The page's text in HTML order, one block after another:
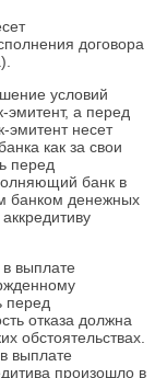
договора
условий
эмитент, а перед
несет
как за свои
перед
банк в
банком денежных
выплате
перед
отказа должна
обстоятельствах.
выплате
произошло в